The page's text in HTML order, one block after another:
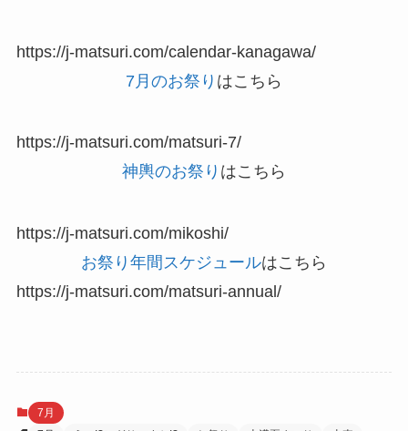
https://j-matsuri.com/calendar-kanagawa/
7月のお祭り はこちら
https://j-matsuri.com/matsuri-7/
神輿のお祭り はこちら
https://j-matsuri.com/mikoshi/
お祭り年間スケジュールはこちら
https://j-matsuri.com/matsuri-annual/
7月